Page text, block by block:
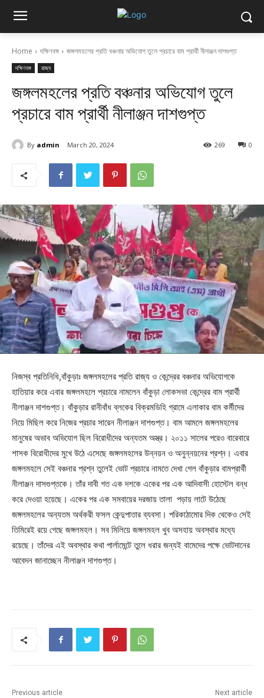
Home দক্ষিণবঙ্গ জঙ্গলমহলের প্রতি বঞ্চনার অভিযোগ তুলে প্রচারে বাম প্রার্থী নীলাঞ্জন দাশগুপ্ত
দক্ষিণবঙ্গ রাজ্য
জঙ্গলমহলের প্রতি বঞ্চনার অভিযোগ তুলে
প্রচারে বাম প্রার্থী নীলাঞ্জন দাশগুপ্ত
By admin March 20, 2024 0
269
নিজস্ব প্রতিনিধি,বাঁকুড়াঃ জঙ্গলমহলের প্রতি রাজ্য ও কেন্দ্রের বঞ্চনার অভিযোগকে
হাতিয়ার করে এবার জঙ্গলমহলে প্রচারে নামলেন বাঁকুড়া লোকসভা কেন্দ্রের বাম প্রার্থী
নীলাঞ্জন দাশগুপ্ত। বাঁকুড়ার রানীবাঁধ ব্লকের বিক্রমডিহি গ্রামে এলাকার বাম কর্মীদের
নিয়ে মিছিল করে নিজের প্রচার সারেন নীলাঞ্জন দাশগুপ্ত। বাম আমলে জঙ্গলমহলের
মানুষের অভাব অভিযোগ ছিল বিরোধীদের অন্যতম অস্ত্র। ২০১১ সালের পরেও বারেবারে
শাসক বিরোধীদের মুখে উঠে এসেছে জঙ্গলমহলের উন্নয়ন ও অনুন্নয়নের প্রশ্ন। এবার
জঙ্গলমহলে সেই বঞ্চনার প্রশ্ন তুলেই ভোট প্রচারে নামতে দেখা গেল বাঁকুড়ার বামপ্রার্থী
নীলাঞ্জন দাসগুপ্তকে। তাঁর দাবী গত এক দশকে একের পর এক আদিবাসী হোস্টেল বন্ধ
করে দেওয়া হয়েছে। একের পর এক সমবায়ের দরজায় তালা পড়ায় লাটে উঠেছে
জঙ্গলমহলের অন্যতম অর্থকরী ফসল কেন্দুপাতার ব্যবসা। পরিকাঠামোর দিক থেকেও সেই
তিমিরেই রয়ে গেছে জঙ্গলমহল। সব মিলিয়ে জঙ্গলমহল খুব অসহায় অবস্থার মধ্যে
রয়েছে। তাঁদের এই অবস্থার কথা পার্লামেন্টে তুলে ধরার জন্যই বামেদের পক্ষে ভোটদানের
আবেদন জানাচ্ছেন নীলাঞ্জন দাশগুপ্ত।
Previous article Next article